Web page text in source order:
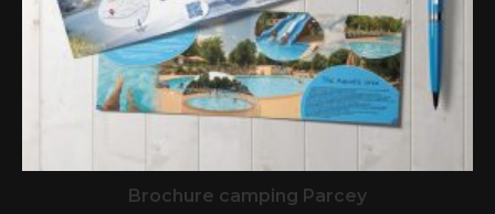
Brochure camping Parcey